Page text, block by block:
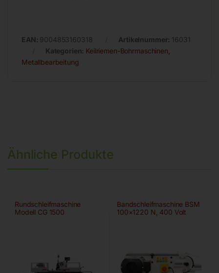
EAN: 9004853160318 Artikelnummer: 16031
Kategorien: Keilriemen-Bohrmaschinen
Metallbearbeitung
Ähnliche Produkte
Rundschleifmaschine
Modell CG 1500
Bandschleifmaschine BSM
100×1220 N, 400 Volt